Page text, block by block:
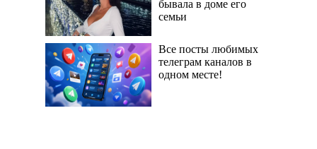
бывала в доме его
семьи
Все посты любимых
телеграм каналов в
одном месте!